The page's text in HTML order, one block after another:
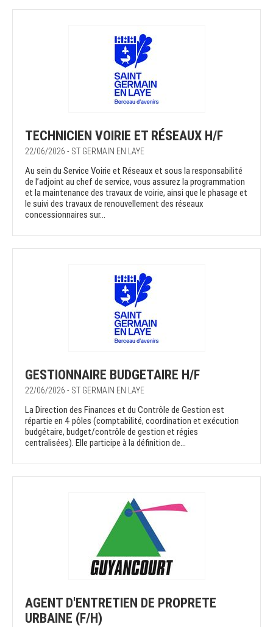
TECHNICIEN VOIRIE ET RÉSEAUX H/F
22/06/2026 - ST GERMAIN EN LAYE
Au sein du Service Voirie et Réseaux et sous la responsabilité
de l’adjoint au chef de service, vous assurez la programmation
et la maintenance des travaux de voirie, ainsi que le phasage et
le suivi des travaux de renouvellement des réseaux
concessionnaires sur...
GESTIONNAIRE BUDGETAIRE H/F
22/06/2026 - ST GERMAIN EN LAYE
La Direction des Finances et du Contrôle de Gestion est
répartie en 4 pôles (comptabilité, coordination et exécution
budgétaire, budget/contrôle de gestion et régies
centralisées). Elle participe à la définition de...
AGENT D'ENTRETIEN DE PROPRETE
URBAINE (F/H)